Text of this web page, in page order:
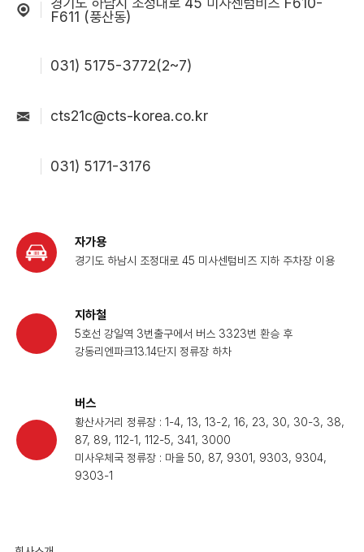
F611 (풍산동)
031) 5175-3772(2~7)
cts21c@cts-korea.co.kr
031) 5171-3176
자가용
경기도 하남시 조정대로 45 미사센텀비즈 지하 주차장 이용
지하철
5호선 강일역 3번출구에서 버스 3323번 환승 후
강동리엔파크13.14단지 정류장 하차
버스
황산사거리 정류장 : 1-4, 13, 13-2, 16, 23, 30, 30-3, 38,
87, 89, 112-1, 112-5, 341, 3000
미사우체국 정류장 : 마을 50, 87, 9301, 9303, 9304,
9303-1